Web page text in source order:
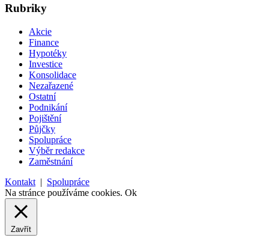
Rubriky
Akcie
Finance
Hypotéky
Investice
Konsolidace
Nezařazené
Ostatní
Podnikání
Pojištění
Půjčky
Spolupráce
Výběr redakce
Zaměstnání
Kontakt | Spolupráce
Na stránce používáme cookies. Ok
Zavřít